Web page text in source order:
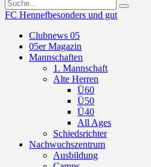
FC Hennefbesonders und gut
Clubnews 05
05er Magazin
Mannschaften
1. Mannschaft
Alte Herren
Ü60
Ü50
Ü40
All Ages
Schiedsrichter
Nachwuchszentrum
Ausbildung